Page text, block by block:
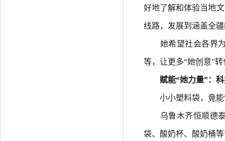
好地了解和体验当地
线路，发展到涵盖全
她希望社会各界为
等，让更多“她创意”
赋能“她力量”：科
小小塑料袋，竟能“
乌鲁木齐恒顺德泰
袋、酸奶杯、酸奶桶